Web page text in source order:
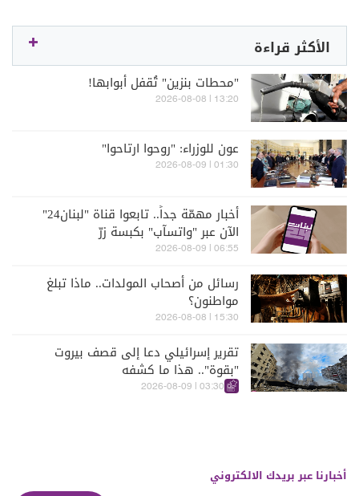
الأكثر قراءة
"محطات بنزين" تُقفل أبوابها!
13:20 | 2026-08-08
عون للوزراء: "روحوا ارتاحوا"
01:30 | 2026-08-09
أخبار مهمّة جداً.. تابعوا قناة "لبنان24"
الآن عبر "واتسآب" بكبسة زرّ
06:55 | 2026-08-09
رسائل من أصحاب المولدات.. ماذا تبلغ
مواطنون؟
15:30 | 2026-08-08
تقرير إسرائيلي دعا إلى قصف بيروت
"بقوة".. هذا ما كشفه
03:30 | 2026-08-09
أخبارنا عبر بريدك الالكتروني